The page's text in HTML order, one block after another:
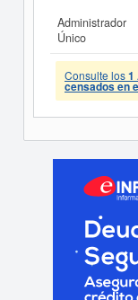
Administrador
Único
Consulte los1
censados en